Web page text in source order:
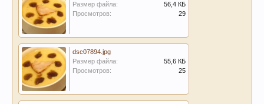
Размер файла:
56,4 КБ
Просмотров:
29
dsc07894.jpg
Размер файла:
55,6 КБ
Просмотров:
25